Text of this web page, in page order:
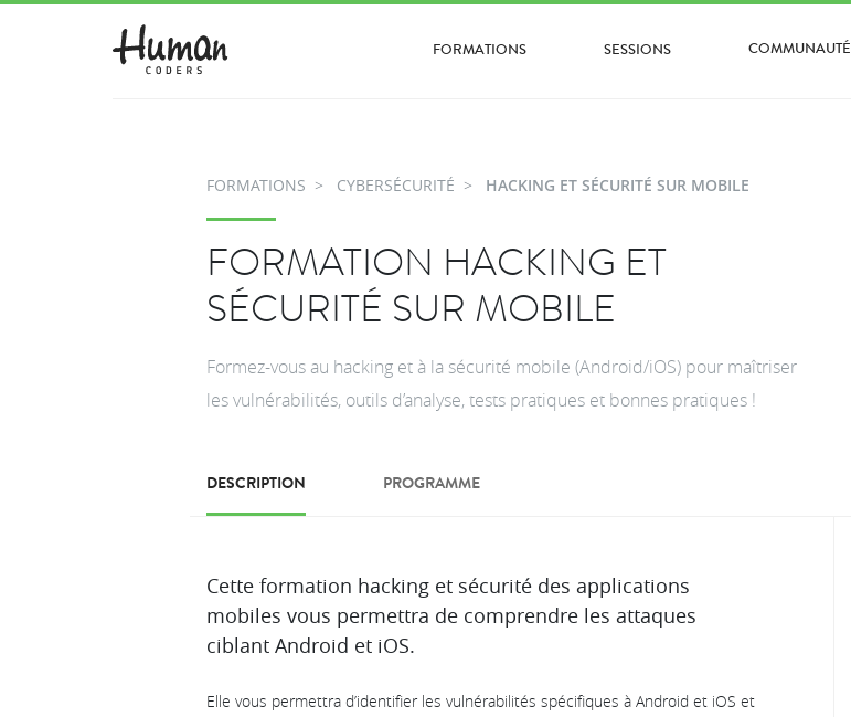
FORMATIONS SESSIONS COMMUNAUTÉ
FORMATIONS CYBERSÉCURITÉ HACKING ET SÉCURITÉ SUR MOBILE
FORMATION HACKING ET
SÉCURITÉ SUR MOBILE
Formez-vous au hacking et à la sécurité mobile (Android/iOS) pour maîtriser
les vulnérabilités, outils d’analyse, tests pratiques et bonnes pratiques !
DESCRIPTION PROGRAMME
Description
Cette formation hacking et sécurité des applications
mobiles vous permettra de comprendre les attaques
ciblant Android et iOS.
Elle vous permettra d’identifier les vulnérabilités spécifiques à Android et iOS et